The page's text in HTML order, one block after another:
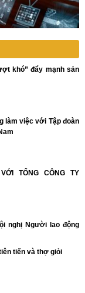
khó” đẩy mạnh sản
làm việc với Tập đoàn
TỔNG CÔNG TY
nghị Người lao động
tiến và thợ giỏi